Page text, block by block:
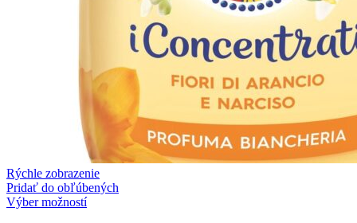
Rýchle zobrazenie
Pridať do obľúbených
Výber možností